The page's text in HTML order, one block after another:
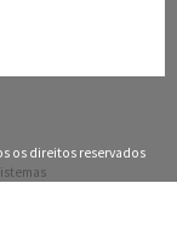
os direitos reservados